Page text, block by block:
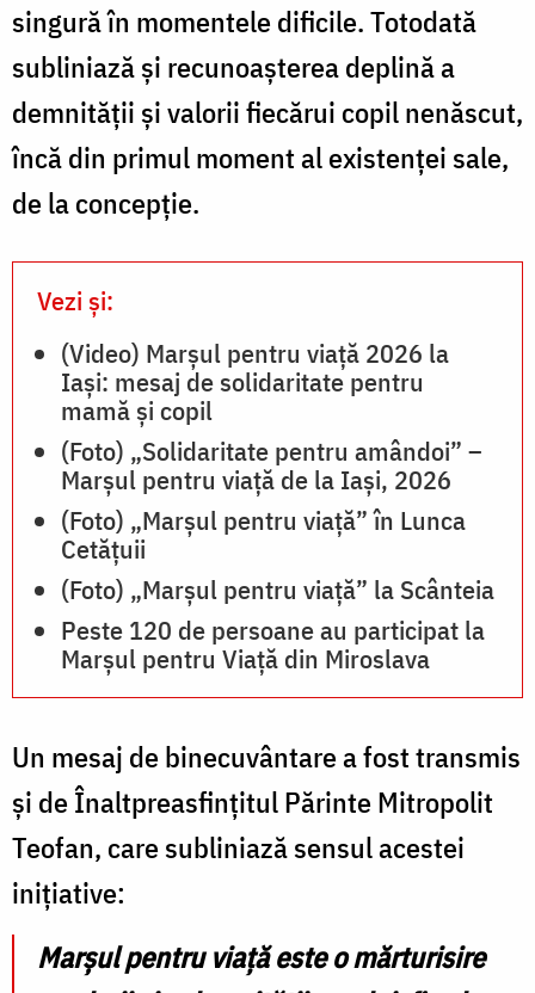
singură în momentele dificile. Totodată
subliniază și recunoașterea deplină a
demnității și valorii fiecărui copil nenăscut,
încă din primul moment al existenței sale,
de la concepție.
Vezi și:
(Video) Marșul pentru viață 2026 la
Iași: mesaj de solidaritate pentru
mamă și copil
(Foto) „Solidaritate pentru amândoi” –
Marșul pentru viață de la Iași, 2026
(Foto) „Marșul pentru viață” în Lunca
Cetățuii
(Foto) „Marșul pentru viață” la Scânteia
Peste 120 de persoane au participat la
Marșul pentru Viață din Miroslava
Un mesaj de binecuvântare a fost transmis
și de Înaltpreasfințitul Părinte Mitropolit
Teofan, care subliniază sensul acestei
inițiative:
Marșul pentru viață este o mărturisire